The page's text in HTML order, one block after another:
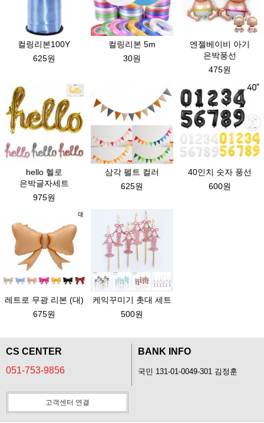
컬링리본100Y
625원
컬링리본 5m
30원
엔젤베이비 아기
은박풍선
475원
hello 헬로
은박글자세트
975원
삼각 펠트 컬러
625원
40인치 숫자 풍선
600원
레트로 무광 리본 (대)
675원
케익꾸미기 촛대 세트
500원
CS CENTER
051-753-9856
BANK INFO
국민 131-01-0049-301 김정훈
고객센터 연결